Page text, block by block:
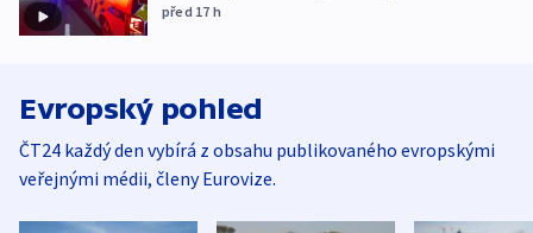
před 17 h
Evropský pohled
ČT24 každý den vybírá z obsahu publikovaného evropskými
veřejnými médii, členy Eurovize.